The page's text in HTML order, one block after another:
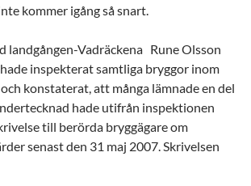
kommer igång så snart.
landgången-Vadräckena Rune Olsson
inspekterat samtliga bryggor inom
konstaterat, att många lämnade en del
hade utifrån inspektionen
till berörda bryggägare om
senast den 31 maj 2007. Skrivelsen